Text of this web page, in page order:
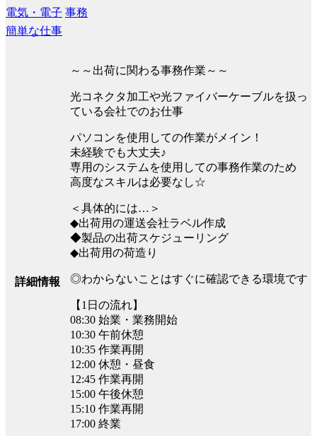
電気・電子 事務
簡単な仕事
詳細情報
～～出荷に関わる事務作業～～
光コネクタ加工や光ファイバーケーブルを扱っ
ている会社でのお仕事
パソコンを使用しての作業がメイン！
未経験でも大丈夫♪
専用のシステムを使用しての事務作業のため
高度なスキルは必要なし☆
＜具体的には…＞
◆出荷用の運送会社ラベル作成
◆製品の出荷スケジューリング
◆出荷用の荷造り
◎わからないことはすぐに確認できる環境です
【1日の流れ】
08:30 始業・業務開始
10:30 午前休憩
10:35 作業再開
12:00 休憩・昼食
12:45 作業再開
15:00 午後休憩
15:10 作業再開
17:00 終業